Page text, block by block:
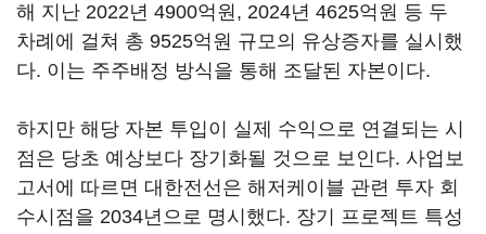
해 지난 2022년 4900억원, 2024년 4625억원 등 두
차례에 걸쳐 총 9525억원 규모의 유상증자를 실시했
다. 이는 주주배정 방식을 통해 조달된 자본이다.
하지만 해당 자본 투입이 실제 수익으로 연결되는 시
점은 당초 예상보다 장기화될 것으로 보인다. 사업보
고서에 따르면 대한전선은 해저케이블 관련 투자 회
수시점을 2034년으로 명시했다. 장기 프로젝트 특성